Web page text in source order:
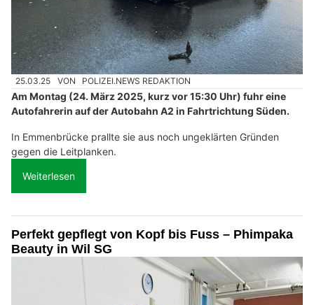
25.03.25 VON POLIZEI.NEWS REDAKTION
Am Montag (24. März 2025, kurz vor 15:30 Uhr) fuhr eine
Autofahrerin auf der Autobahn A2 in Fahrtrichtung Süden.
In Emmenbrücke prallte sie aus noch ungeklärten Gründen
gegen die Leitplanken.
Weiterlesen
Perfekt gepflegt von Kopf bis Fuss – Phimpaka
Beauty in Wil SG